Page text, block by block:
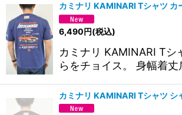
カミナリ KAMINARI Tシャ
6,490円(税込)
カミナリ KAMINARI Tシ
らをチョイス。 身幅着
カミナリ KAMINARI Tシャ